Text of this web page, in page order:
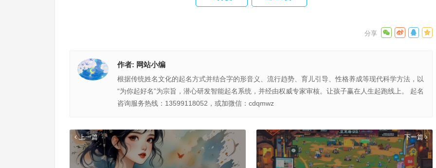
作者: 网站小编
根据传统姓名文化的起名方式并结合字的形音义、流行趋势、育儿引导、性格养成等现代科学方法，以
“为你起好名”为宗旨，潜心研发智能起名系统，并经由权威专家审核。让孩子赢在人生起跑线上。 起名
咨询服务热线：13599118052，或加微信：cdqmwz
上一篇 下一篇